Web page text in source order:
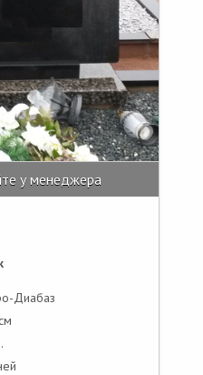
у менеджера
Диабаз